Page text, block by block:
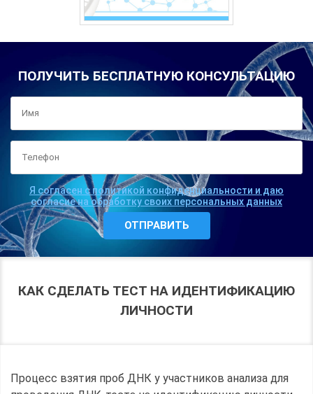
ПОЛУЧИТЬ БЕСПЛАТНУЮ КОНСУЛЬТАЦИЮ
Я согласен с политикой конфиденциальности и даю
согласие на обработку своих персональных данных
КАК СДЕЛАТЬ ТЕСТ НА ИДЕНТИФИКАЦИЮ
ЛИЧНОСТИ
Процесс взятия проб ДНК у участников анализа для